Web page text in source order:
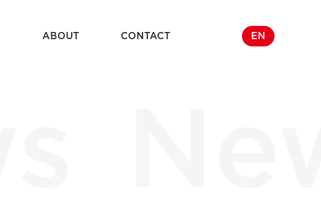
ABOUT CONTACT EN